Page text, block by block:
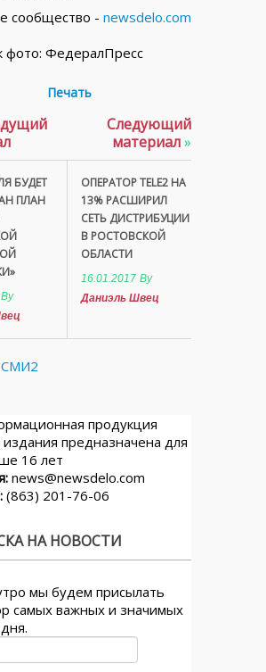
сообщество - newsdelo.com
фото: ФедералПресс
Печать
БУДЕТ
ПЛАН
By
Следующий
материал»
ОПЕРАТОР TELE2 НА
13% РАСШИРИЛ
СЕТЬ ДИСТРИБУЦИИ
В РОСТОВСКОЙ
ОБЛАСТИ
16.01.2017 By
Даниэль Швец
СМИ2
продукция
издания предназначена для
16 лет
news@newsdelo.com
(863) 201-76-06
НА НОВОСТИ
мы будем присылать
самых важных и значимых